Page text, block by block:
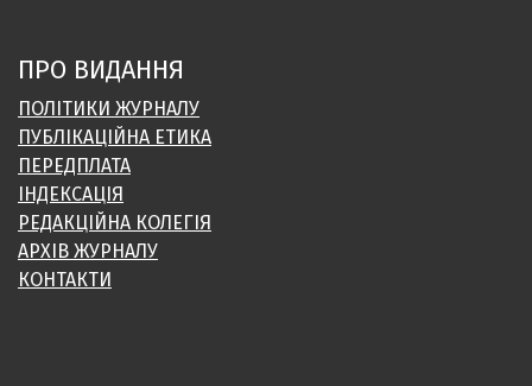
ПРО ВИДАННЯ
ПОЛІТИКИ ЖУРНАЛУ
ПУБЛІКАЦІЙНА ЕТИКА
ПЕРЕДПЛАТА
ІНДЕКСАЦІЯ
РЕДАКЦІЙНА КОЛЕГІЯ
АРХІВ ЖУРНАЛУ
КОНТАКТИ